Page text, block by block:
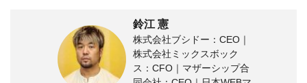
鈴江 憲
株式会社ブシドー：CEO｜
株式会社ミックスボック
ス：CFO｜マザーシップ合